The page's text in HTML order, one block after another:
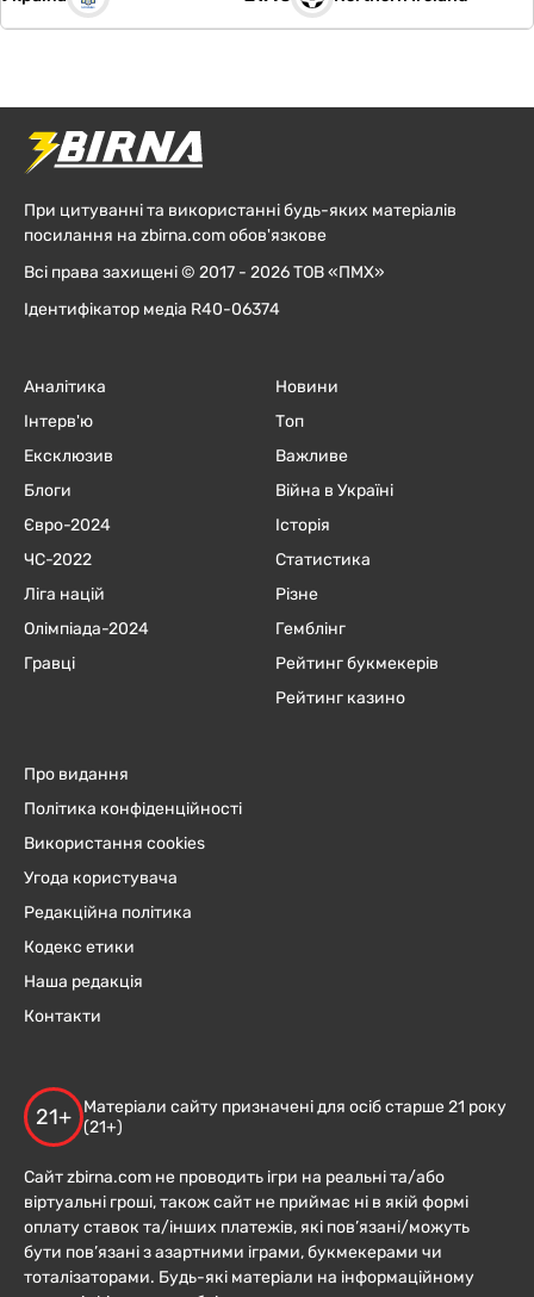
При цитуванні та використанні будь-яких матеріалів
посилання на zbirna.com обов'язкове
Всі права захищені © 2017 - 2026 ТОВ «ПМХ»
Ідентифікатор медіа R40-06374
Аналітика
Інтерв'ю
Ексклюзив
Блоги
Євро-2024
ЧC-2022
Ліга націй
Олімпіада-2024
Гравці
Новини
Топ
Важливе
Війна в Україні
Історія
Статистика
Різне
Гемблінг
Рейтинг букмекерів
Рейтинг казино
Про видання
Політика конфіденційності
Використання cookies
Угода користувача
Редакційна політика
Кодекс етики
Наша редакція
Контакти
21+
Матеріали сайту призначені для осіб старше 21 року
(21+)
Сайт zbirna.com не проводить ігри на реальні та/або
віртуальні гроші, також сайт не приймає ні в якій формі
оплату ставок та/інших платежів, які пов’язані/можуть
бути пов’язані з азартними іграми, букмекерами чи
тоталізаторами. Будь-які матеріали на інформаційному